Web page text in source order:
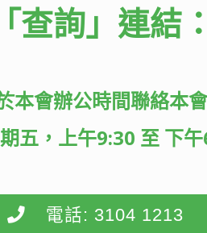
「查詢」 連結：
本會辦公時間聯絡本
五，上午9:30 至 下
電話: 3104 1213